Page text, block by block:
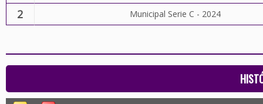
2 Municipal Serie C - 2024